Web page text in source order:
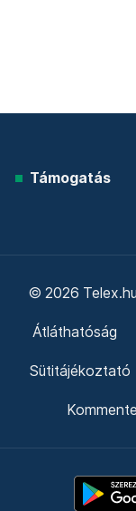
Támogatás
© 2026
Átláthatóság
Sütitájékoztató